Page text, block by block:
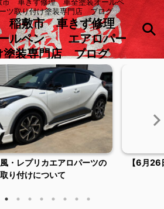
取り付け塗装専門店 ブログ
稲敷市 車きず修理
ールペン エアロパー
塗装専門店 ブログ
・レプリカエアロパーツの
取り付けについて
【6月